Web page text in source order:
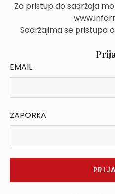
Za pristup do sadržaja
Sadržajima se pristupa
EMAIL
ZAPORKA